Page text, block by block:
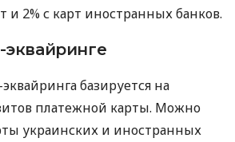
и 2% с карт иностранных банков.
базируется на
платежной карты. Можно
украинских и иностранных